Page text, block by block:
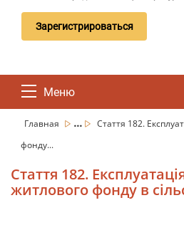
Зарегистрироваться
Меню
Главная ...
Стаття 182.
фонду...
Стаття 182.
житлового фонду в